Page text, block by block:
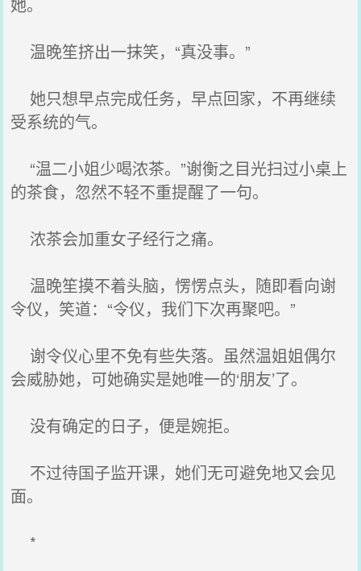
温晚笙挤出一抹笑，“真没事。”
她只想早点完成任务，早点回家，不再继续
受系统的气。
“温二小姐少喝浓茶。”谢衡之目光扫过小桌上
的茶食，忽然不轻不重提醒了一句。
浓茶会加重女子经行之痛。
温晚笙摸不着头脑，愣愣点头，随即看向谢
令仪，笑道：“令仪，我们下次再聚吧。”
谢令仪心里不免有些失落。虽然温姐姐偶尔
会威胁她，可她确实是她唯一的‘朋友’了。
没有确定的日子，便是婉拒。
不过待国子监开课，她们无可避免地又会见
面。
*